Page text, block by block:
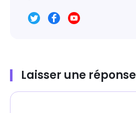
Laisser une réponse